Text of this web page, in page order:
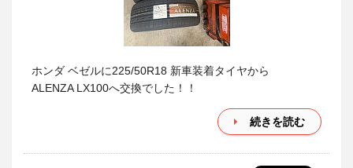
ホンダ ベゼルに225/50R18 新車装着タイヤから
ALENZA LX100へ交換でした！！
続きを読む